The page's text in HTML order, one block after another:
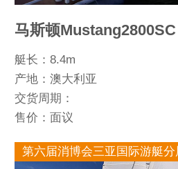
马斯顿Mustang2800SC
艇长：8.4m
产地：澳大利亚
交货周期：
售价：面议
第六届消博会三亚国际游艇